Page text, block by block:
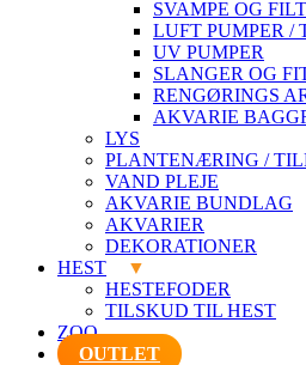
SVAMPE OG
LUFT PUMPER /
UV PUMPER
SLANGER OG
RENGØRINGS
AKVARIE
LYS
PLANTENÆRING /
VAND PLEJE
AKVARIE BUNDLAG
AKVARIER
DEKORATIONER
HEST
HESTEFODER
TILSKUD TIL HEST
ZOO
OUTLET